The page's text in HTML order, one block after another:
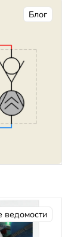
Блог
ведомости